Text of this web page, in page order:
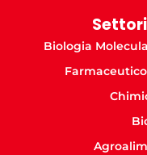
Biologia